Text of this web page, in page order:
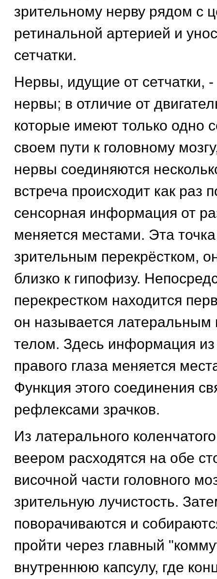
зрительному нерву рядом с
ретинальной артерией и
сетчатки.
Нервы, идущие от сетчатки,
нервы; в отличие от
которые имеют только одно
своем пути к головному
нервы соединяются
встреча происходит как раз
сенсорная информация от
меняется местами. Эта
зрительным перекрёстком,
близко к гипофизу.
перекрестком находится
он называется латеральным
телом. Здесь информация из
правого глаза меняется
Функция этого соединения
рефлексами зрачков.
Из латерального
веером расходятся на обе
височной части головного
зрительную лучистость.
поворачиваются и
пройти через главный
внутреннюю капсулу, где